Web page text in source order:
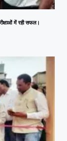
में रही सफल।